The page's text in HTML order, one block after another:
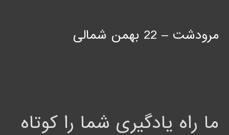
مرودشت – 22 بهمن شمالی
ما راه یادگیری شما را کوتاه